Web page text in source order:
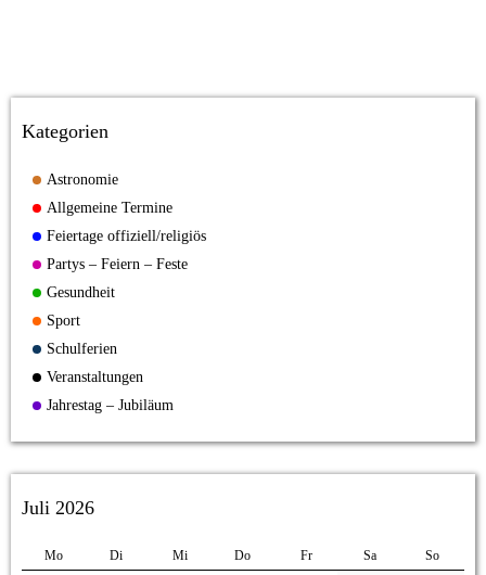
Kategorien
Astronomie
Allgemeine Termine
Feiertage offiziell/religiös
Partys – Feiern – Feste
Gesundheit
Sport
Schulferien
Veranstaltungen
Jahrestag – Jubiläum
Juli 2026
Mo Di Mi Do Fr Sa So